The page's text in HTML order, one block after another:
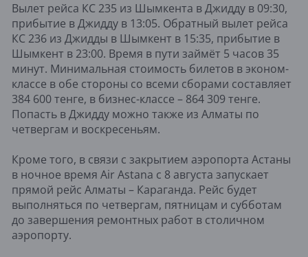
Вылет рейса КС 235 из Шымкента в Джидду в 09:30,
прибытие в Джидду в 13:05. Обратный вылет рейса
КС 236 из Джидды в Шымкент в 15:35, прибытие в
Шымкент в 23:00. Время в пути займёт 5 часов 35
минут. Минимальная стоимость билетов в эконом-
классе в обе стороны со всеми сборами составляет
384 600 тенге, в бизнес-классе – 864 309 тенге.
Попасть в Джидду можно также из Алматы по
четвергам и воскресеньям.
Кроме того, в связи с закрытием аэропорта Астаны
в ночное время Air Astana с 8 августа запускает
прямой рейс Алматы – Караганда. Рейс будет
выполняться по четвергам, пятницам и субботам
до завершения ремонтных работ в столичном
аэропорту.